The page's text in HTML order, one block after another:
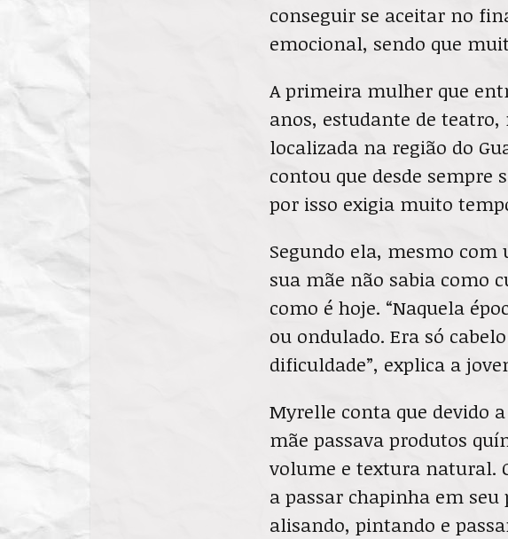
conseguir se aceitar no
emocional, sendo que
A primeira mulher que
anos, estudante de teatro,
localizada na região do
contou que desde sempre
por isso exigia muito
Segundo ela, mesmo
sua mãe não sabia como
como é hoje. “Naquela
ou ondulado. Era só
dificuldade”, explica a
Myrelle conta que devido
mãe passava produtos
volume e textura natural.
a passar chapinha em seu
alisando, pintando e